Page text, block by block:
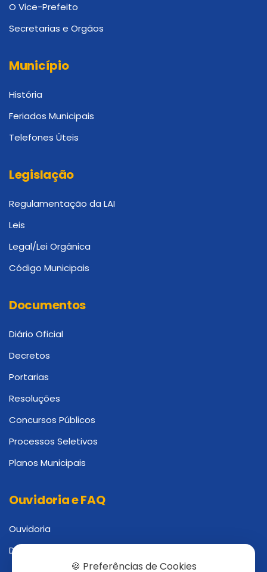
O Vice-Prefeito
Secretarias e Orgãos
Município
História
Feriados Municipais
Telefones Úteis
Legislação
Regulamentação da LAI
Leis
Legal/Lei Orgânica
Código Municipais
Documentos
Diário Oficial
Decretos
Portarias
Resoluções
Concursos Públicos
Processos Seletivos
Planos Municipais
Ouvidoria e FAQ
Ouvidoria
Dúvidas Frequentes
🍪 Preferências de Cookies